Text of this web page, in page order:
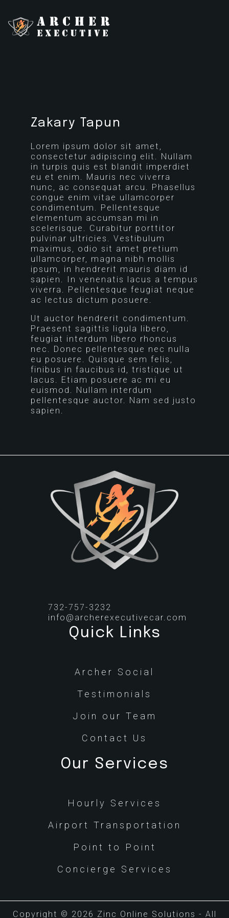
Zakary Tapun
Lorem ipsum dolor sit amet,
consectetur adipiscing elit. Nullam
in turpis quis est blandit imperdiet
eu et enim. Mauris nec viverra
nunc, ac consequat arcu. Phasellus
congue enim vitae ullamcorper
condimentum. Pellentesque
elementum accumsan mi in
scelerisque. Curabitur porttitor
pulvinar ultricies. Vestibulum
maximus, odio sit amet pretium
ullamcorper, magna nibh mollis
ipsum, in hendrerit mauris diam id
sapien. In venenatis lacus a tempus
viverra. Pellentesque feugiat neque
ac lectus dictum posuere.
Ut auctor hendrerit condimentum.
Praesent sagittis ligula libero,
feugiat interdum libero rhoncus
nec. Donec pellentesque nec nulla
eu posuere. Quisque sem felis,
finibus in faucibus id, tristique ut
lacus. Etiam posuere ac mi eu
euismod. Nullam interdum
pellentesque auctor. Nam sed justo
sapien.
732-757-3232
info@archerexecutivecar.com
Quick Links
Archer Social
Testimonials
Join our Team
Contact Us
Our Services
Hourly Services
Airport Transportation
Point to Point
Concierge Services
Copyright © 2026 Zinc Online Solutions - All